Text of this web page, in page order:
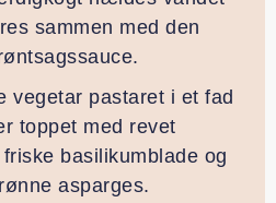
sammen med den
vegetar pastaret i et fad
toppet med revet
basilikumblade og
asparges.